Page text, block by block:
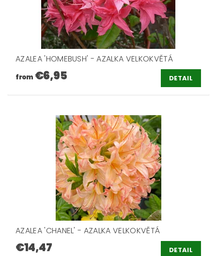
AZALEA 'HOMEBUSH' - AZALKA VELKOKVĚTÁ
from €6,95 DETAIL
AZALEA 'CHANEL' - AZALKA VELKOKVĚTÁ
€14,47 DETAIL